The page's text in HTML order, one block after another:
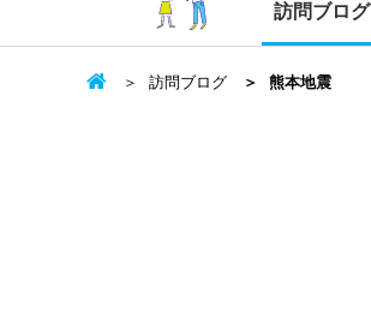
訪問ブログ
訪問ブログ 熊本地震